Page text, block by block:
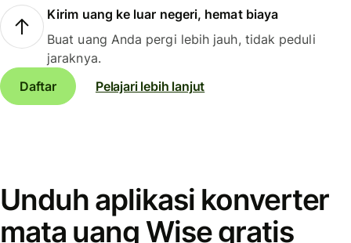
Kirim uang ke luar negeri, hemat biaya
Buat uang Anda pergi lebih jauh, tidak peduli
jaraknya.
Daftar
Pelajari lebih lanjut
Unduh aplikasi konverter
mata uang Wise gratis